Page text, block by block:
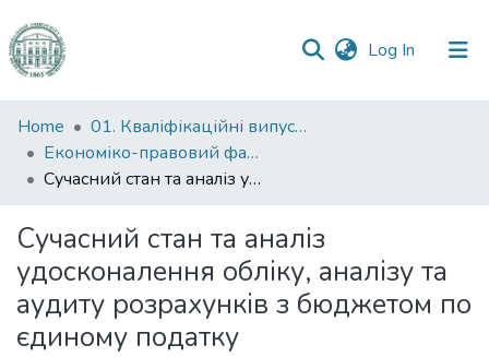
Log In (current)
Communities
&
Collections
Statistics
Home
01. Кваліфікаційні випускні роботи здобувачів вищої освіти
Економіко-правовий факультет
Сучасний стан та аналіз удосконалення обліку, аналізу та аудиту розрахунків з бюджетом по єдиному податку
Сучасний стан та аналіз
удосконалення обліку, аналізу та
аудиту розрахунків з бюджетом по
єдиному податку